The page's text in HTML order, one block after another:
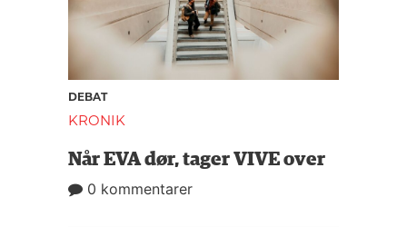
DEBAT
KRONIK
Når EVA dør, tager VIVE over
0 kommentarer